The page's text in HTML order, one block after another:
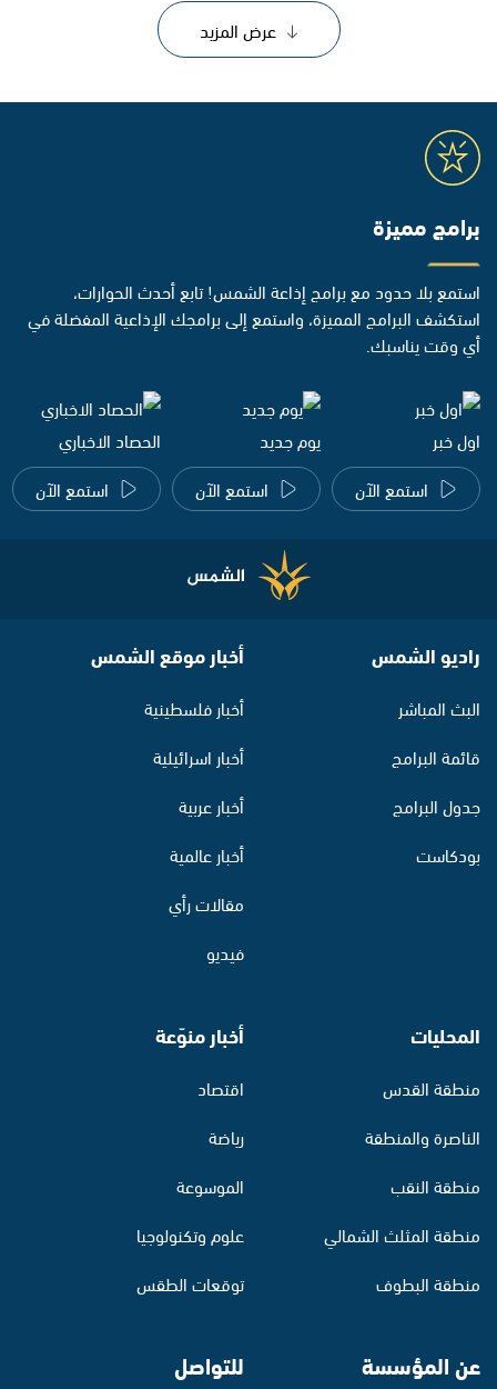
عرض المزيد
برامج مميزة
استمع بلا حدود مع برامج إذاعة الشمس! تابع أحدث الحوارات،
استكشف البرامج المميزة، واستمع إلى برامجك الإذاعية المفضلة في
أي وقت يناسبك.
اول خبر
استمع الآن
يوم جديد
استمع الآن
الحصاد الاخباري
استمع الآن
راديو الشمس
البث المباشر
قائمة البرامج
جدول البرامج
بودكاست
أخبار موقع الشمس
أخبار فلسطينية
أخبار اسرائيلية
أخبار عربية
أخبار عالمية
مقالات رأي
فيديو
المحليات
منطقة القدس
الناصرة والمنطقة
منطقة النقب
منطقة المثلث الشمالي
منطقة البطوف
أخبار منوّعة
اقتصاد
رياضة
الموسوعة
علوم وتكنولوجيا
توقعات الطقس
عن المؤسسة للتواصل